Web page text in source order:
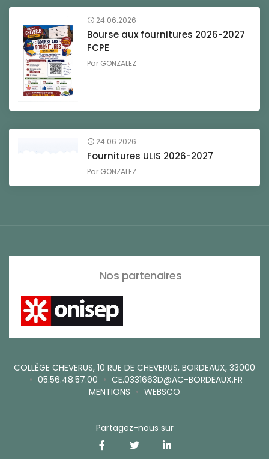
24.06.2026
Bourse aux fournitures 2026-2027
FCPE
Par GONZALEZ
24.06.2026
Fournitures ULIS 2026-2027
Par GONZALEZ
Nos partenaires
COLLÈGE CHEVERUS, 10 RUE DE CHEVERUS, BORDEAUX, 33000
• 05.56.48.57.00 • CE.0331663D@AC-BORDEAUX.FR
MENTIONS • WEBSCO
Partagez-nous sur